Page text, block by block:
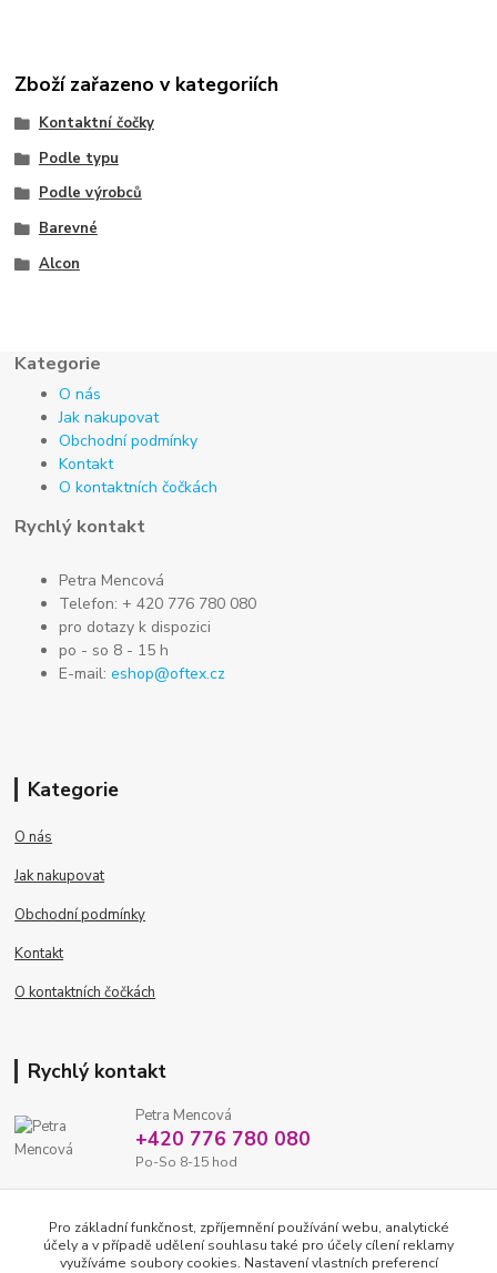
Zboží zařazeno v kategoriích
Kontaktní čočky
Podle typu
Podle výrobců
Barevné
Alcon
Kategorie
O nás
Jak nakupovat
Obchodní podmínky
Kontakt
O kontaktních čočkách
Rychlý kontakt
Petra Mencová
Telefon: + 420 776 780 080
pro dotazy k dispozici
po - so 8 - 15 h
E-mail:eshop@oftex.cz
Kategorie
O nás
Jak nakupovat
Obchodní podmínky
Kontakt
O kontaktních čočkách
Rychlý kontakt
Petra Mencová
+420 776 780 080
Po-So 8-15 hod
Pro základní funkčnost, zpříjemnění používání webu, analytické
účely a v případě udělení souhlasu také pro účely cílení reklamy
využíváme soubory cookies. Nastavení vlastních preferencí